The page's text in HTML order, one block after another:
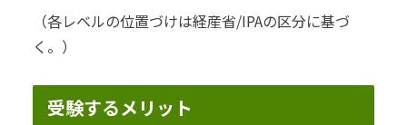
（各レベルの位置づけは経産省/IPAの区分に基づ
く。）
受験するメリット